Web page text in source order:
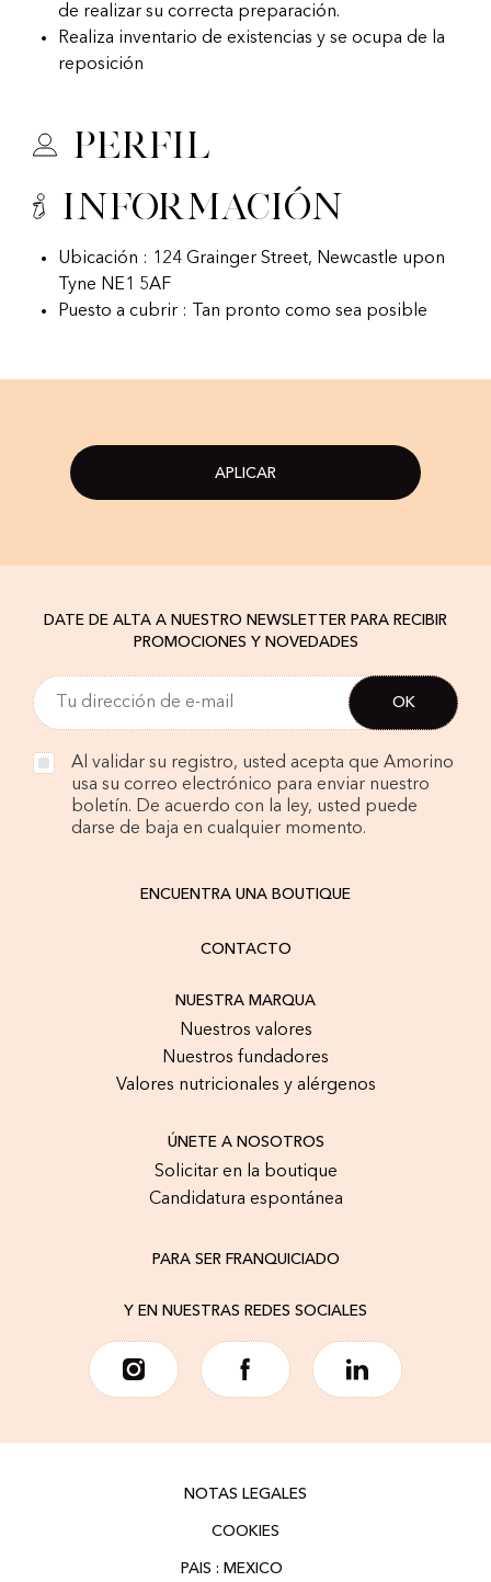
de realizar su correcta preparación.
Realiza inventario de existencias y se ocupa de la
reposición
Perfil
Información
Ubicación : 124 Grainger Street, Newcastle upon
Tyne NE1 5AF
Puesto a cubrir : Tan pronto como sea posible
APLICAR
DATE DE ALTA A NUESTRO NEWSLETTER PARA RECIBIR
PROMOCIONES Y NOVEDADES
Al validar su registro, usted acepta que Amorino
usa su correo electrónico para enviar nuestro
boletín. De acuerdo con la ley, usted puede
darse de baja en cualquier momento.
ENCUENTRA UNA BOUTIQUE
CONTACTO
NUESTRA MARQUA
Nuestros valores
Nuestros fundadores
Valores nutricionales y alérgenos
ÚNETE A NOSOTROS
Solicitar en la boutique
Candidatura espontánea
PARA SER FRANQUICIADO
Y EN NUESTRAS REDES SOCIALES
NOTAS LEGALES
COOKIES